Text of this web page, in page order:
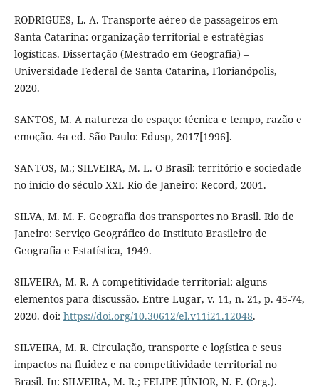
RODRIGUES, L. A. Transporte aéreo de passageiros em
Santa Catarina: organização territorial e estratégias
logísticas. Dissertação (Mestrado em Geografia) –
Universidade Federal de Santa Catarina, Florianópolis,
2020.
SANTOS, M. A natureza do espaço: técnica e tempo, razão e
emoção. 4a ed. São Paulo: Edusp, 2017[1996].
SANTOS, M.; SILVEIRA, M. L. O Brasil: território e sociedade
no início do século XXI. Rio de Janeiro: Record, 2001.
SILVA, M. M. F. Geografia dos transportes no Brasil. Rio de
Janeiro: Serviço Geográfico do Instituto Brasileiro de
Geografia e Estatística, 1949.
SILVEIRA, M. R. A competitividade territorial: alguns
elementos para discussão. Entre Lugar, v. 11, n. 21, p. 45-74,
2020. doi: https://doi.org/10.30612/el.v11i21.12048.
SILVEIRA, M. R. Circulação, transporte e logística e seus
impactos na fluidez e na competitividade territorial no
Brasil. In: SILVEIRA, M. R.; FELIPE JÚNIOR, N. F. (Org.).